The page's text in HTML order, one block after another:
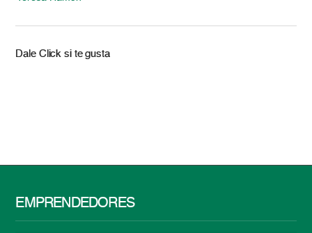
Dale Click si te gusta
EMPRENDEDORES